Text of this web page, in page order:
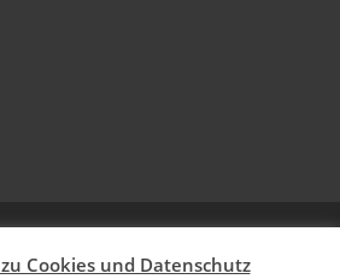
Cookies und Datenschutz